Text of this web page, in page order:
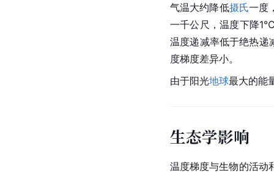
气温大约降低摄氏一度
一千公尺，温度下降
温度递减率低于绝热
度梯度差异小。
由于阳光地球最大的能
生态学影响
温度梯度与生物的活动